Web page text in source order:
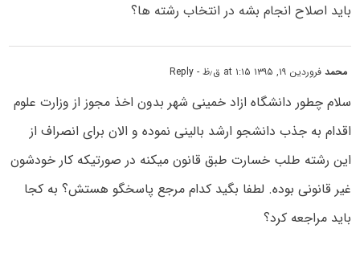
باید اصلاح انجام بشه در انتخاب رشته ها؟
محمدفروردین ۱۹, ۱۳۹۵ at ۱:۱۵ ق٫ظ - Reply
سلام چطور دانشگاه ازاد خمینی شهر بدون اخذ مجوز از وزارت علوم
اقدام به جذب دانشجو ارشد بالینی نموده و الان برای انصراف از
این رشته طلب خسارت طبق قانون میکنه در صورتیکه کار خودشون
غیر قانونی بوده. لطفا بگید کدام مرجع پاسخگو هستش؟ به کجا
باید مراجعه کرد؟